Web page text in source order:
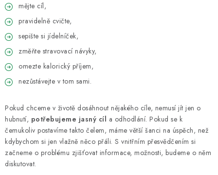
ZNAČKY
mějte cíl,
pravidelně cvičte,
sepište si jídelníček,
změňte stravovací návyky,
omezte kalorický příjem,
nezůstávejte v tom sami.
Pokud chceme v životě dosáhnout nějakého cíle, nemusí jít jen o
hubnutí, potřebujeme jasný cíl a odhodlání. Pokud se k
čemukoliv postavíme takto čelem, máme větší šanci na úspěch, než
kdybychom si jen vlažně něco přáli. S vnitřním přesvědčením si
začneme o problému zjišťovat informace, možnosti, budeme o něm
diskutovat.